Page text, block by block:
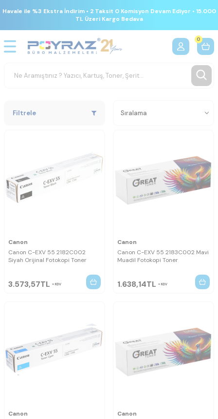
Havale ile %3 Ekstra İndirim • 2 Taksit 0 Komisyon Devam Ediyor • 15.000
TL Üzeri Kargo Bedava
0
Filtrele
Canon
Canon C-EXV 55 2182C002
Siyah Orijinal Fotokopi Toner
3.573,57TL KDV
Canon
Canon C-EXV 55 2183C002 Mavi
Muadil Fotokopi Toner
1.638,14TL KDV
Canon
Canon